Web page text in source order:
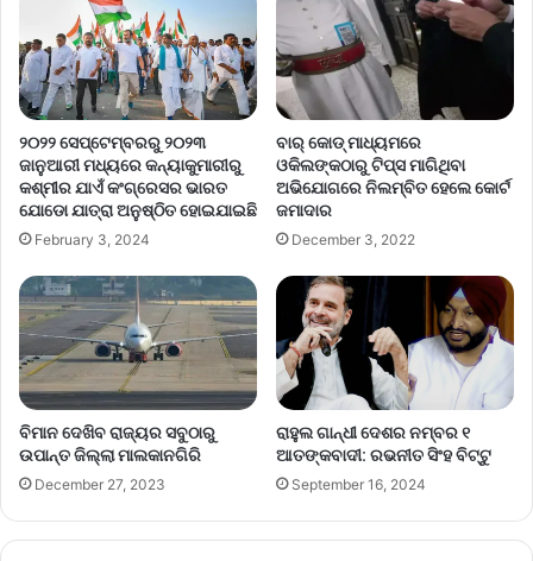
୨୦୨୨ ସେପ୍ଟେମ୍ବରରୁ ୨୦୨୩
ଜାନୁଆରୀ ମଧ୍ୟରେ କନ୍ୟାକୁମାରୀରୁ
କଶ୍ମୀର ଯାଏଁ କଂଗ୍ରେସର ଭାରତ
ଯୋଡୋ ଯାତ୍ରା ଅନୁଷ୍ଠିତ ହୋଇଯାଇଛି
February 3, 2024
ବାର୍ କୋଡ୍ ମାଧ୍ୟମରେ
ଓକିଲଙ୍କଠାରୁ ଟିପ୍ସ ମାଗିଥିବା
ଅଭିଯୋଗରେ ନିଲମ୍ବିତ ହେଲେ କୋର୍ଟ
ଜମାଦାର
December 3, 2022
ବିମାନ ଦେଖିବ ରାଜ୍ୟର ସବୁଠାରୁ
ଉପାନ୍ତ ଜିଲ୍ଲା ମାଲକାନଗିରି
December 27, 2023
ରାହୁଲ ଗାନ୍ଧୀ ଦେଶର ନମ୍ବର ୧
ଆତଙ୍କବାଦୀ: ରଭନୀତ ସିଂହ ବିଟ୍ଟୁ
September 16, 2024